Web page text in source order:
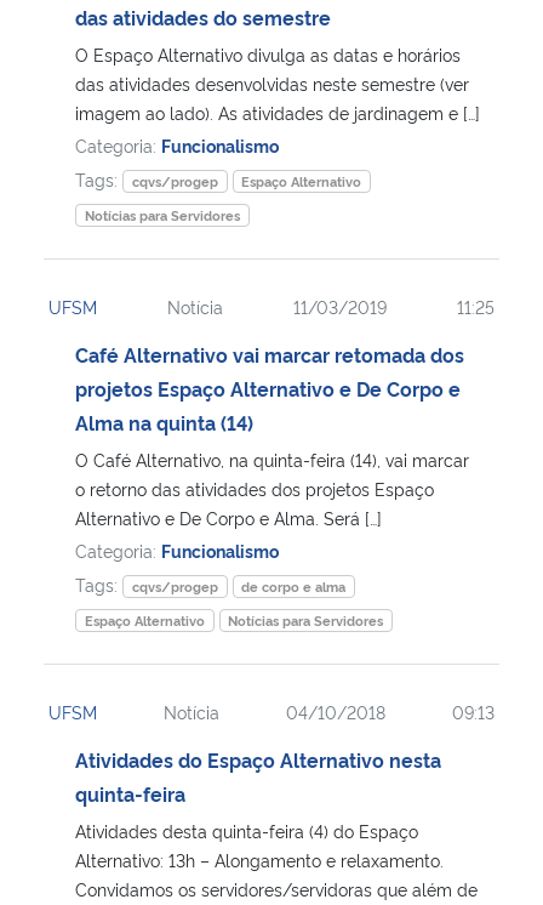
das atividades do semestre
O Espaço Alternativo divulga as datas e horários
das atividades desenvolvidas neste semestre (ver
imagem ao lado). As atividades de jardinagem e […]
Categoria: Funcionalismo
Tags:
cqvs/progep
Espaço Alternativo
Notícias para Servidores
UFSM Notícia 11/03/2019 11:25
Café Alternativo vai marcar retomada dos
projetos Espaço Alternativo e De Corpo e
Alma na quinta (14)
O Café Alternativo, na quinta-feira (14), vai marcar
o retorno das atividades dos projetos Espaço
Alternativo e De Corpo e Alma. Será […]
Categoria: Funcionalismo
Tags:
cqvs/progep
de corpo e alma
Espaço Alternativo
Notícias para Servidores
UFSM Notícia 04/10/2018 09:13
Atividades do Espaço Alternativo nesta
quinta-feira
Atividades desta quinta-feira (4) do Espaço
Alternativo: 13h – Alongamento e relaxamento.
Convidamos os servidores/servidoras que além de